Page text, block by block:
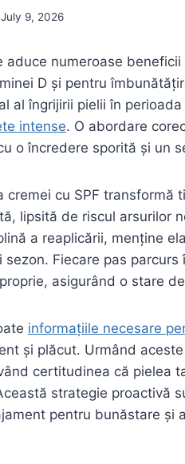
July 9, 2026
aduce numeroase
D și pentru
al îngrijirii pielii în
intense. O abordare
o încredere sporită și un
cremei cu SPF
lipsită de riscul arsurilor
a reaplicării, menține
sezon. Fiecare pas
asigurând o stare
informațiile necesare
și plăcut. Urmând
certitudinea că pielea
strategie proactivă
pentru bunăstare și